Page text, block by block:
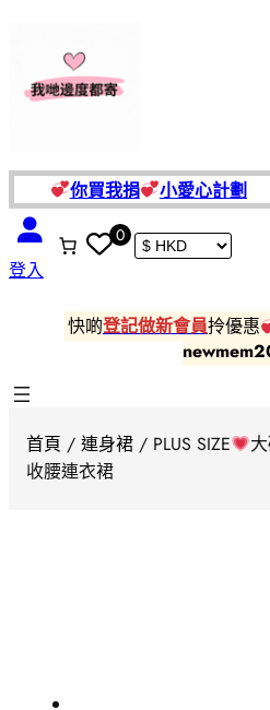
你買我捐 小愛心計劃
登入
0
快啲登記做新會員拎優惠
首頁 / 連身裙 / PLUS SIZE
收腰連衣裙